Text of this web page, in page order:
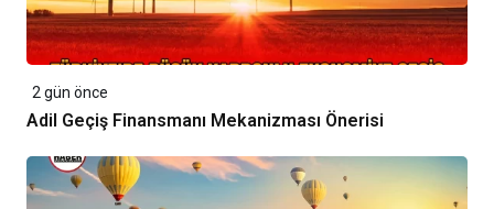
2 gün önce
Adil Geçiş Finansmanı Mekanizması Önerisi